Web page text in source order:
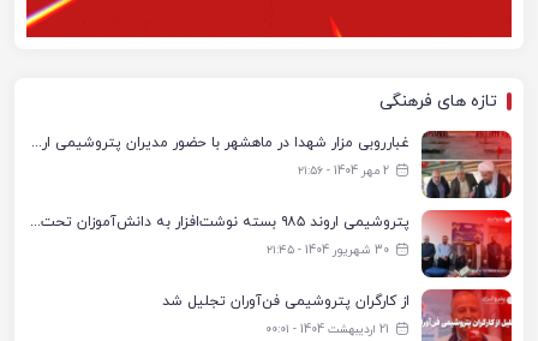
تازه های فرهنگی
غبارروبی مزار شهدا در ماهشهر با حضور مدیران پتروشیمی اروند و مسئولان شهری
2 مهر 1404 - ۲۱:۵۶
پتروشیمی اروند ۹۸۵ بسته نوشت‌افزار به دانش‌آموزان تحت پوشش کمیته امداد بندرماهشهر اهدا کرد
30 شهریور 1404 - ۲۱:۴۵
از کارگران پتروشیمی فن‌آوران تجلیل شد
21 اردیبهشت 1404 - ۰۰:۰۱